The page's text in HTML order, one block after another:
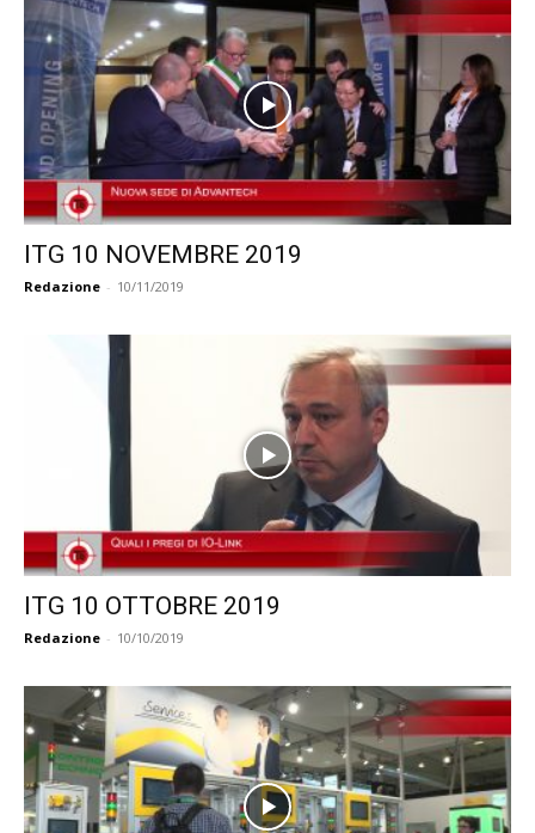
ITG 10 NOVEMBRE 2019
Redazione - 10/11/2019
ITG 10 OTTOBRE 2019
Redazione - 10/10/2019